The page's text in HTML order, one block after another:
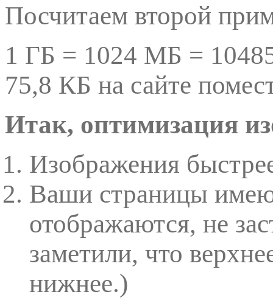
Посчитаем второй
1 ГБ = 1024 МБ =
75,8 КБ на сайте
Итак, оптимизация
Изображения
Ваши страницы
отображаются, не
заметили, что
нижнее.)